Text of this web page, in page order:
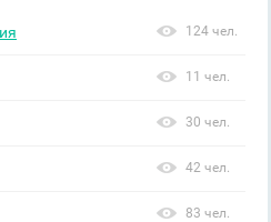
124 чел.
11 чел.
30 чел.
42 чел.
83 чел.